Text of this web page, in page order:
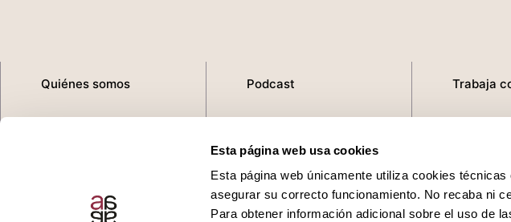
Esta página web usa cookies
Esta página web únicamente utiliza cookies
asegurar su correcto funcionamiento. No recaba ni
Para obtener información adicional sobre el uso de
Quiénes somos
Actualidad
Podcast
Spotify
Apple
Trabaja
Aviso